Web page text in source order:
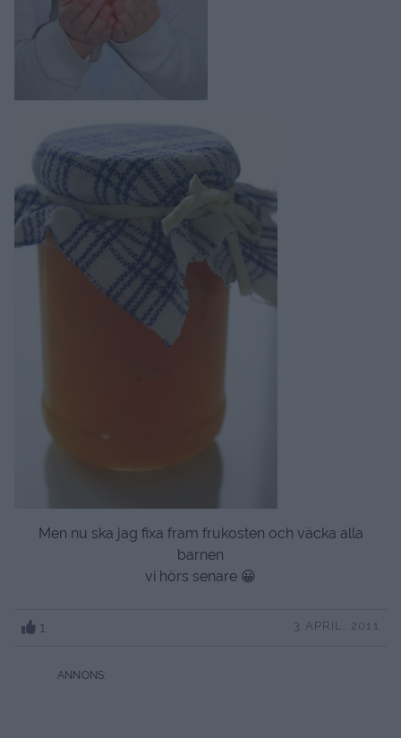
Men nu ska jag fixa fram frukosten och väcka alla
barnen
vi hörs senare 😀
1 3 APRIL, 2011